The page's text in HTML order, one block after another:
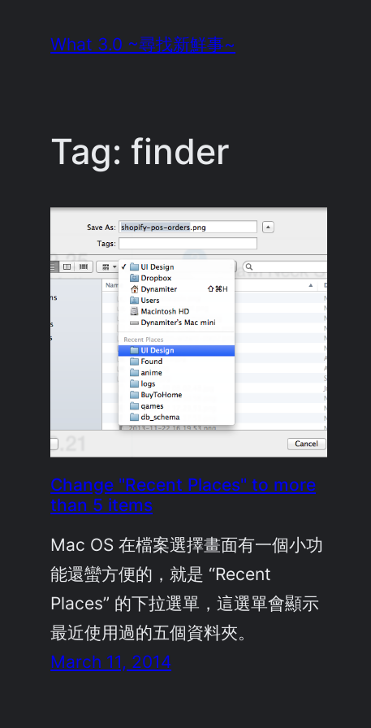
What 3.0 ~尋找新鮮事~
Tag: finder
Change "Recent Places" to more
than 5 items
Mac OS 在檔案選擇畫面有一個小功
能還蠻方便的，就是 “Recent
Places” 的下拉選單，這選單會顯示
最近使用過的五個資料夾。
March 11, 2014